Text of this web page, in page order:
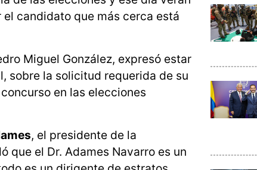
candidato que más cerca está
Miguel González, expresó estar
sobre la solicitud requerida de su
en las elecciones
, el presidente de la
que el Dr. Adames Navarro es un